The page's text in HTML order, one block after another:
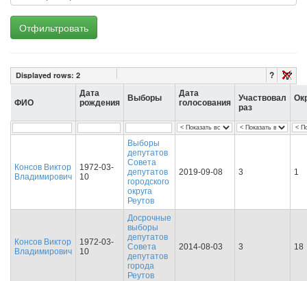
Отфильтровать
Displayed rows: 2 ?
ФИО
Дата
рождения
Выборы
Дата
голосования
Участвовал
раз
Консов Виктор
Владимирович
1972-03-
10
Выборы
депутатов
Совета
депутатов
городского
округа
Реутов
2019-09-08 3 1
Консов Виктор
Владимирович
1972-03-
10
Досрочные
выборы
депутатов
Совета
депутатов
города
Реутов
2014-08-03 3 18